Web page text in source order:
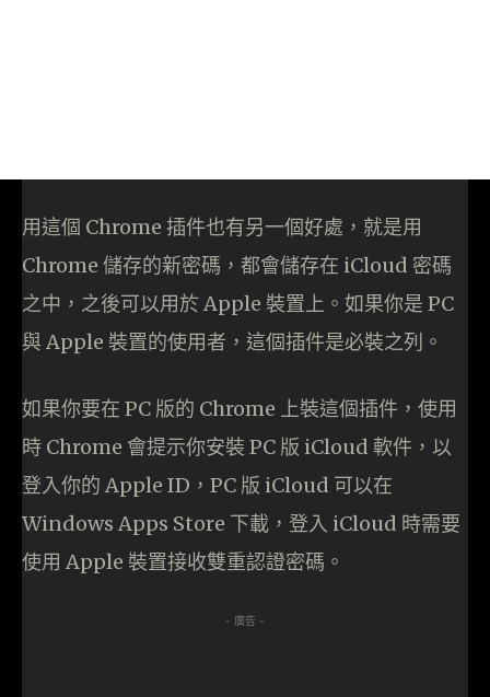
用這個 Chrome 插件也有另一個好處，就是用
Chrome 儲存的新密碼，都會儲存在 iCloud 密碼
之中，之後可以用於 Apple 裝置上。如果你是 PC
與 Apple 裝置的使用者，這個插件是必裝之列。
如果你要在 PC 版的 Chrome 上裝這個插件，使用
時 Chrome 會提示你安裝 PC 版 iCloud 軟件，以
登入你的 Apple ID，PC 版 iCloud 可以在
Windows Apps Store 下載，登入 iCloud 時需要
使用 Apple 裝置接收雙重認證密碼。
- 廣告 -